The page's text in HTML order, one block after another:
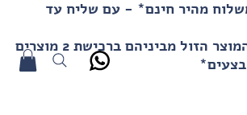
₪ *משלוח מהיר חינם* - עם שליח עד